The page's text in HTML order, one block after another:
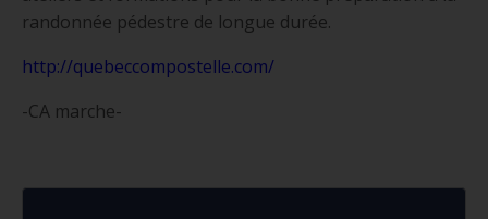
randonnée pédestre de longue durée.
http://quebeccompostelle.com/
-CA marche-